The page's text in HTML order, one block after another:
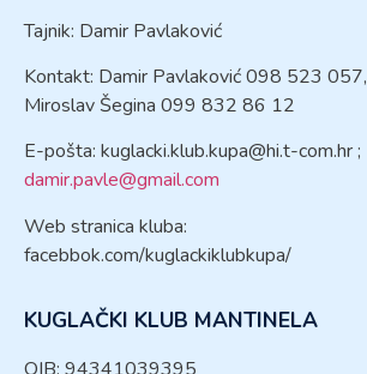
Tajnik: Damir Pavlaković
Kontakt: Damir Pavlaković 098 523 057,
Miroslav Šegina 099 832 86 12
E-pošta: kuglacki.klub.kupa@hi.t-com.hr;
damir.pavle@gmail.com
Web stranica kluba:
facebbok.com/kuglackiklubkupa/
KUGLAČKI KLUB MANTINELA